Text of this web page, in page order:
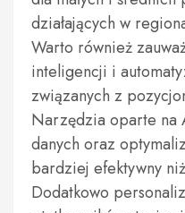
działających w
Warto również
inteligencji i
związanych z
Narzędzia oparte na
danych oraz
bardziej efektywny
Dodatkowo